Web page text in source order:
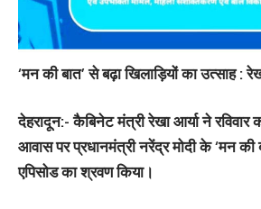
‘मन की बात’ से बढ़ा खिलाड़ियों का उत्साह :
देहरादून:-कैबिनेट मंत्री रेखा आर्या ने
आवास पर प्रधानमंत्री नरेंद्र मोदी के ‘मन की
एपिसोड का श्रवण किया।